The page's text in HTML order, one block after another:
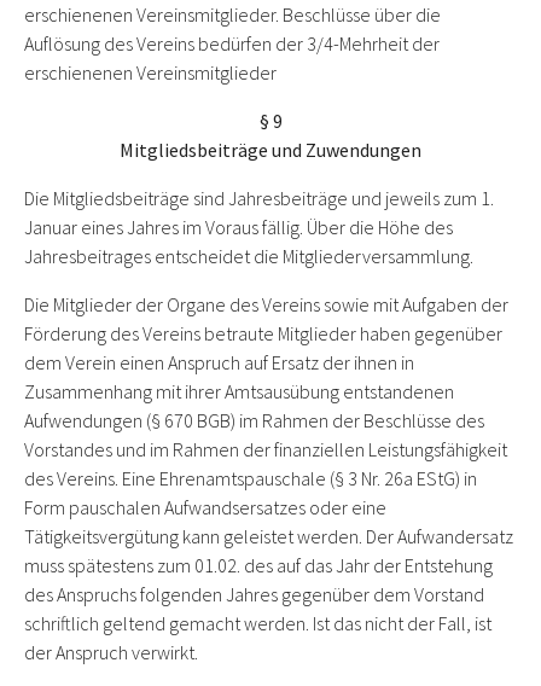
erschienenen Vereinsmitglieder. Beschlüsse über die
Auflösung des Vereins bedürfen der 3/4-Mehrheit der
erschienenen Vereinsmitglieder
§ 9
Mitgliedsbeiträge und Zuwendungen
Die Mitgliedsbeiträge sind Jahresbeiträge und jeweils zum 1.
Januar eines Jahres im Voraus fällig. Über die Höhe des
Jahresbeitrages entscheidet die Mitgliederversammlung.
Die Mitglieder der Organe des Vereins sowie mit Aufgaben der
Förderung des Vereins betraute Mitglieder haben gegenüber
dem Verein einen Anspruch auf Ersatz der ihnen in
Zusammenhang mit ihrer Amtsausübung entstandenen
Aufwendungen (§ 670 BGB) im Rahmen der Beschlüsse des
Vorstandes und im Rahmen der finanziellen Leistungsfähigkeit
des Vereins. Eine Ehrenamtspauschale (§ 3 Nr. 26a EStG) in
Form pauschalen Aufwandsersatzes oder eine
Tätigkeitsvergütung kann geleistet werden. Der Aufwandersatz
muss spätestens zum 01.02. des auf das Jahr der Entstehung
des Anspruchs folgenden Jahres gegenüber dem Vorstand
schriftlich geltend gemacht werden. Ist das nicht der Fall, ist
der Anspruch verwirkt.